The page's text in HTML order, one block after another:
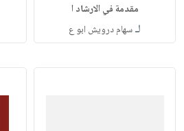
مقدمة في الارشاد ا
لـسهام درويش ابو ع